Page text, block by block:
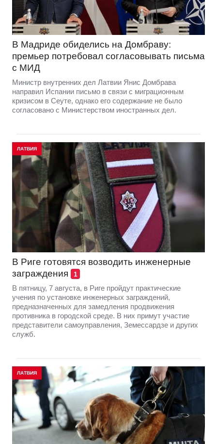
В Мадриде обиделись на Домбраву:
премьер потребовал согласовывать письма
с МИД
Министр внутренних дел Латвии Янис Домбрава
направил Испании письмо в связи с миграционным
кризисом в Сеуте, однако его содержание не было
согласовано с Министерством иностранных дел.
ЛАТВИЯ
В Риге готовятся возводить инженерные
заграждения
1
В пятницу, 7 августа, в Риге пройдут практические
учения по установке инженерных заграждений,
предназначенных для замедления продвижения
противника в городской среде. В них примут участие
представители самоуправления, Земессардзе и других
служб.
ЛАТВИЯ